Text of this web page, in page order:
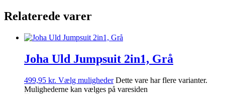
Relaterede varer
Joha Uld Jumpsuit 2in1, Grå
499,95 kr. Vælg muligheder Dette vare har flere varianter.
Mulighederne kan vælges på varesiden